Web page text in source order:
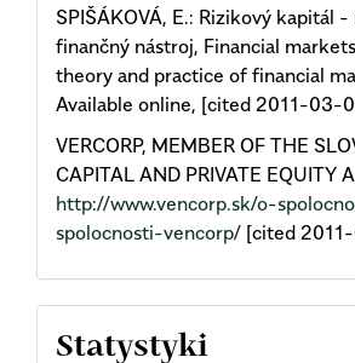
SPIŠÁKOVÁ, E.: Rizikový kapitál
finančný nástroj, Financial
theory and practice of financial
Available online, [cited 2011-03-
VERCORP, MEMBER OF THE
CAPITAL AND PRIVATE EQUITY
http://www.vencorp.sk/o-
spolocnosti-vencorp/ [cited
Statystyki